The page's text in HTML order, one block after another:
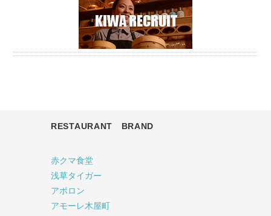
RESTAURANT BRAND
赤クマ食堂
浅草タイガー
アポロン
アモーレ木屋町